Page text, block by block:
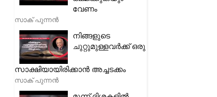
വേണം
സാക് പുന്നൻ
നിങ്ങളുടെ
ചുറ്റുമുള്ളവർക്ക് ഒരു
സാക്ഷിയായിരിക്കാൻ അച്ചടക്കം
സാക് പുന്നൻ